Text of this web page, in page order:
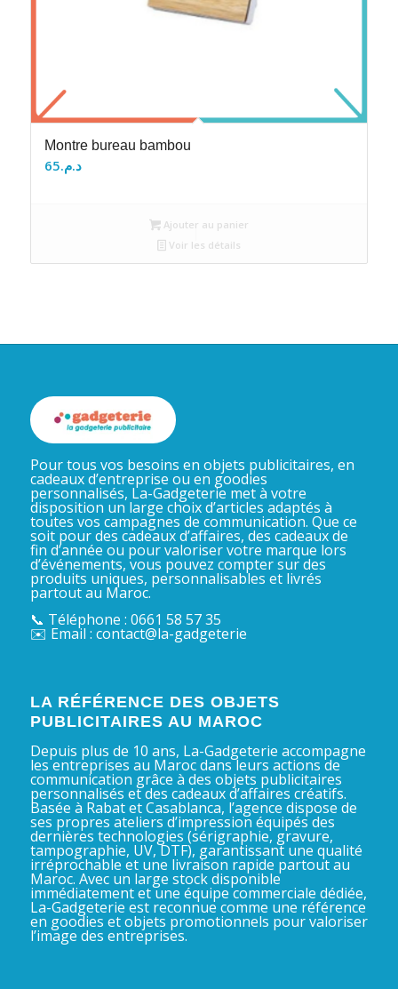
Montre bureau bambou
د.م.65
Ajouter au panier
Voir les détails
Pour tous vos besoins en objets publicitaires, en
cadeaux d’entreprise ou en goodies
personnalisés, La-Gadgeterie met à votre
disposition un large choix d’articles adaptés à
toutes vos campagnes de communication. Que ce
soit pour des cadeaux d’affaires, des cadeaux de
fin d’année ou pour valoriser votre marque lors
d’événements, vous pouvez compter sur des
produits uniques, personnalisables et livrés
partout au Maroc.
📞 Téléphone : 0661 58 57 35
✉️ Email : contact@la-gadgeterie
LA RÉFÉRENCE DES OBJETS
PUBLICITAIRES AU MAROC
Depuis plus de 10 ans, La-Gadgeterie accompagne
les entreprises au Maroc dans leurs actions de
communication grâce à des objets publicitaires
personnalisés et des cadeaux d’affaires créatifs.
Basée à Rabat et Casablanca, l’agence dispose de
ses propres ateliers d’impression équipés des
dernières technologies (sérigraphie, gravure,
tampographie, UV, DTF), garantissant une qualité
irréprochable et une livraison rapide partout au
Maroc. Avec un large stock disponible
immédiatement et une équipe commerciale dédiée,
La-Gadgeterie est reconnue comme une référence
en goodies et objets promotionnels pour valoriser
l’image des entreprises.